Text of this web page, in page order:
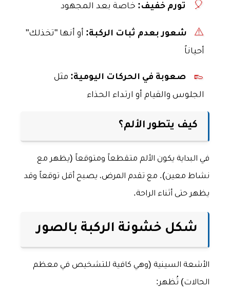
🎈 تورم خفيف: خاصة بعد المجهود
⚠️ شعور بعدم ثبات الركبة: أو أنها "تخذلك"
أحياناً
👞 صعوبة في الحركات اليومية: مثل
الجلوس والقيام أو ارتداء الحذاء
كيف يتطور الألم؟
في البداية يكون الألم متقطعاً ومتوقعاً (يظهر مع
نشاط معين). مع تقدم المرض، يصبح أقل توقعاً وقد
يظهر حتى أثناء الراحة.
شكل خشونة الركبة بالصور
الأشعة السينية (وهي كافية للتشخيص في معظم
الحالات) تُظهر: